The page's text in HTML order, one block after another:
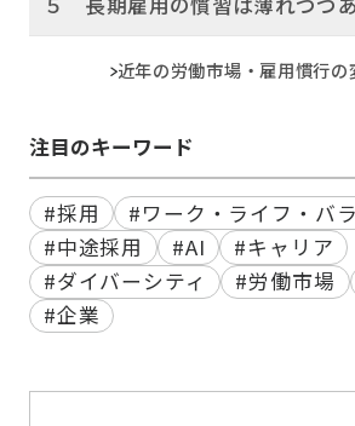
近年の労働市場・雇用慣行
注目のキーワード
#採用
#ワーク・ライフ・バ
#中途採用
#AI
#キャリア
#ダイバーシティ
#労働市場
#企業